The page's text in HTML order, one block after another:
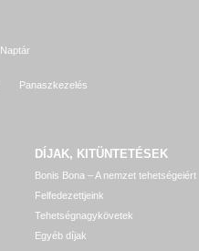
Naptár
Panaszkezelés
DÍJAK, KITÜNTETÉSEK
Bonis Bona – A nemzet tehetségeiért
Felfedezettjeink
Tehetségnagykövetek
Egyéb díjak